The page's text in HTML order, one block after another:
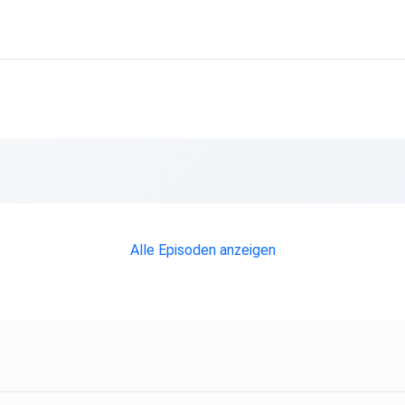
Alle Episoden anzeigen